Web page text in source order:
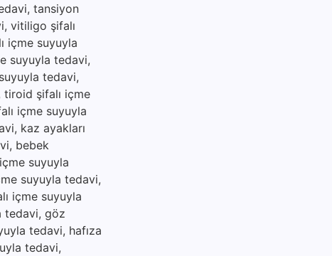
tansiyon
vitiligo şifalı
içme suyuyla
suyuyla tedavi,
tedavi,
tiroid şifalı içme
içme suyuyla
kaz ayakları
bebek
suyuyla
suyuyla tedavi,
içme suyuyla
tedavi, göz
tedavi, hafıza
tedavi,